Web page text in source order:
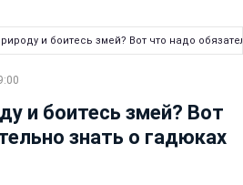
и боитесь змей? Вот что надо
и боитесь змей? Вот
знать о гадюках